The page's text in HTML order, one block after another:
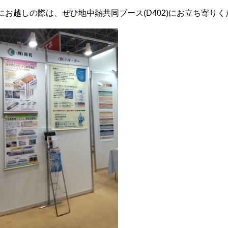
お越しの際は、ぜひ地中熱共同ブース(D402)にお立ち寄りく